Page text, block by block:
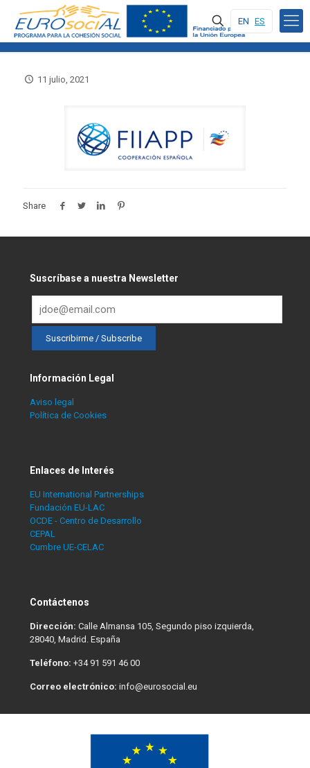
EN ES
11 julio, 2021
Share
Suscríbase a nuestra Newsletter
Información Legal
Aviso legal
Política de Cookies
Enlaces de Interés
EU International Partnerships
Fundación EU-LAC
OCDE - Centro de Desarrollo
CEPAL
Cumbre UE-CELAC
Contáctenos
Dirección: Calle Almansa 105, Segundo piso izquierda,
28040, Madrid. España
Teléfono: +34 91 591 46 00
Correo electrónico: info@eurosocial.eu